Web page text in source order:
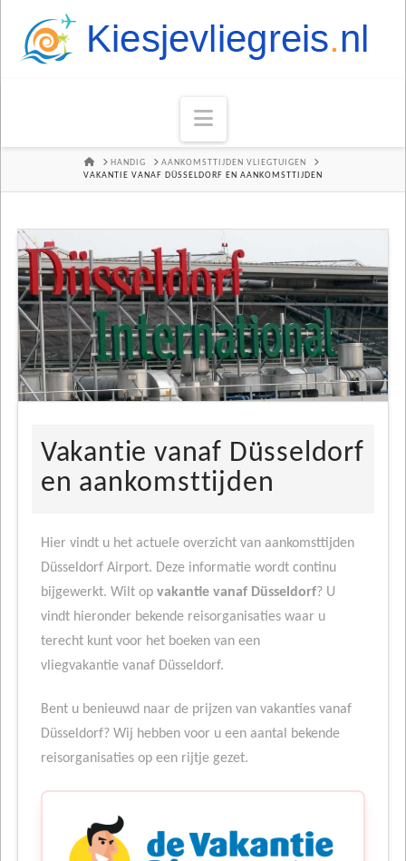
Navigation
HOMEHANDIG
AANKOMSTTIJDEN VLIEGTUIGEN
VAKANTIE VANAF DÜSSELDORF EN AANKOMSTTIJDEN
Vakantie vanaf Düsseldorf
en aankomsttijden
Hier vindt u het actuele overzicht van aankomsttijden
Düsseldorf Airport. Deze informatie wordt continu
bijgewerkt. Wilt op vakantie vanaf Düsseldorf? U
vindt hieronder bekende reisorganisaties waar u
terecht kunt voor het boeken van een
vliegvakantie vanaf Düsseldorf.
Bent u benieuwd naar de prijzen van vakanties vanaf
Düsseldorf? Wij hebben voor u een aantal bekende
reisorganisaties op een rijtje gezet.